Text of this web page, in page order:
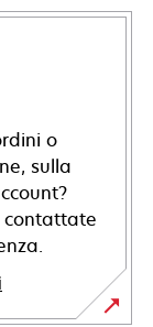
o
sulla
contattate